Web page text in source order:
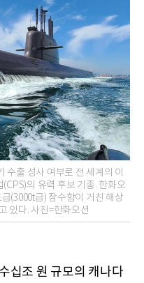
수출 성사 여부로 전 세계의 이
의 유력 후보 기종. 한화오
(3000t급) 잠수함이 거친 해상
있다. 사진=한화오션
십조 원 규모의 캐나다